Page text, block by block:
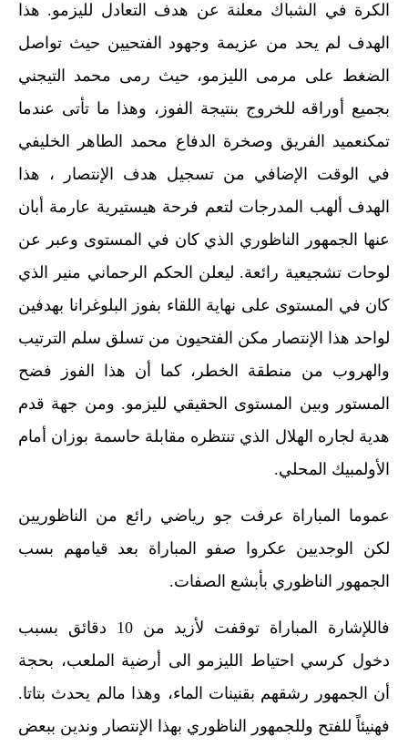
الكرة في الشباك معلنة عن هدف التعادل لليزمو. هذا
الهدف لم يحد من عزيمة وجهود الفتحيين حيث تواصل
الضغط على مرمى الليزمو، حيث رمى محمد التيجني
بجميع أوراقه للخروج بنتيجة الفوز، وهذا ما تأتى عندما
تمكنعميد الفريق وصخرة الدفاع محمد الطاهر الخليفي
في الوقت الإضافي من تسجيل هدف الإنتصار ، هذا
الهدف ألهب المدرجات لتعم فرحة هيستيرية عارمة أبان
عنها الجمهور الناظوري الذي كان في المستوى وعبر عن
لوحات تشجيعية رائعة. ليعلن الحكم الرحماني منير الذي
كان في المستوى على نهاية اللقاء بفوز البلوغرانا بهدفين
لواحد هذا الإنتصار مكن الفتحيون من تسلق سلم الترتيب
والهروب من منطقة الخطر، كما أن هذا الفوز فضح
المستور وبين المستوى الحقيقي لليزمو. ومن جهة قدم
هدية لجاره الهلال الذي تنتظره مقابلة حاسمة بوزان أمام
الأولمبيك المحلي.
عموما المباراة عرفت جو رياضي رائع من الناظوريين
لكن الوجديين عكروا صفو المباراة بعد قيامهم بسب
الجمهور الناظوري بأبشع الصفات.
فاللإشارة المباراة توقفت لأزيد من 10 دقائق بسبب
دخول كرسي احتياط الليزمو الى أرضية الملعب، بحجة
أن الجمهور رشقهم بقنينات الماء، وهذا مالم يحدث بتاتا.
فهنيئاً للفتح وللجمهور الناظوري بهذا الإنتصار وندين ببعض